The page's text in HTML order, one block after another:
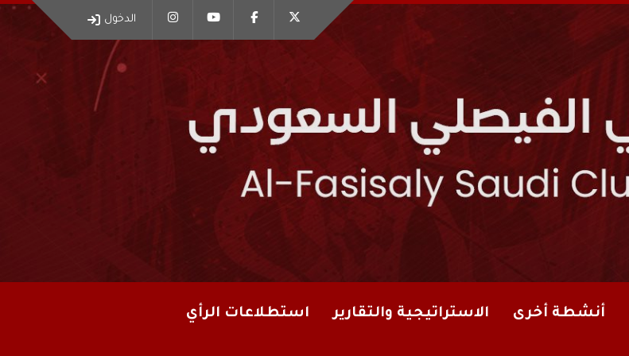
الدخول
أنشطة أخرى الاستراتيجية والتقارير استطلاعات الرأي